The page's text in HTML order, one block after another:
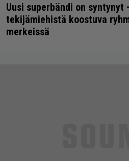
Uusi superbändi on
tekijämiehistä koostuva
merkeissä